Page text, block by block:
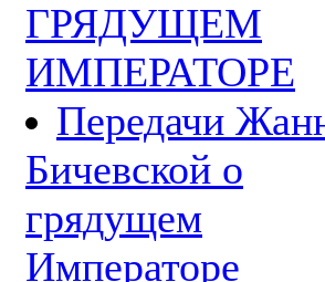
ГРЯДУЩЕМ
ИМПЕРАТОРЕ
Передачи
Бичевской о
грядущем
Императоре